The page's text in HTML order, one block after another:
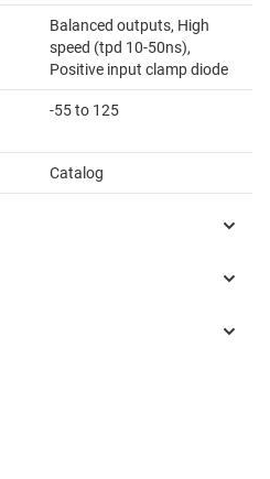
Balanced outputs, High
speed (tpd 10-50ns),
Positive input clamp diode
-55 to 125
Catalog